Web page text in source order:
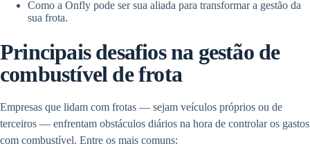
Como a Onfly pode ser sua aliada para transformar a gestão da
sua frota.
Principais desafios na gestão de
combustível de frota
Empresas que lidam com frotas — sejam veículos próprios ou de
terceiros — enfrentam obstáculos diários na hora de controlar os gastos
com combustível. Entre os mais comuns: